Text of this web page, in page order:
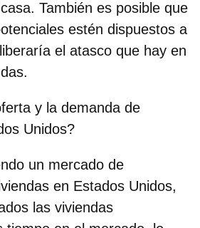
También es posible que
estén dispuestos a
el atasco que hay en
y la demanda de
Unidos?
un mercado de
en Estados Unidos,
las viviendas